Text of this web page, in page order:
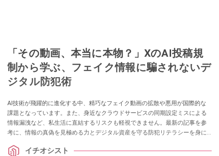
「その動画、本当に本物？」XのAI投稿規
制から学ぶ、フェイク情報に騙されないデ
ジタル防犯術
AI技術が飛躍的に進化する中、精巧なフェイク動画の拡散や悪用が国際的な
課題となっています。また、身近なクラウドサービスの同期設定ミスによる
情報漏洩など、私生活に直結するリスクも軽視できません。最新の記事を参
考に、情報の真偽を見極める力とデジタル資産を守る防犯リテラシーを身に
イチオシスト